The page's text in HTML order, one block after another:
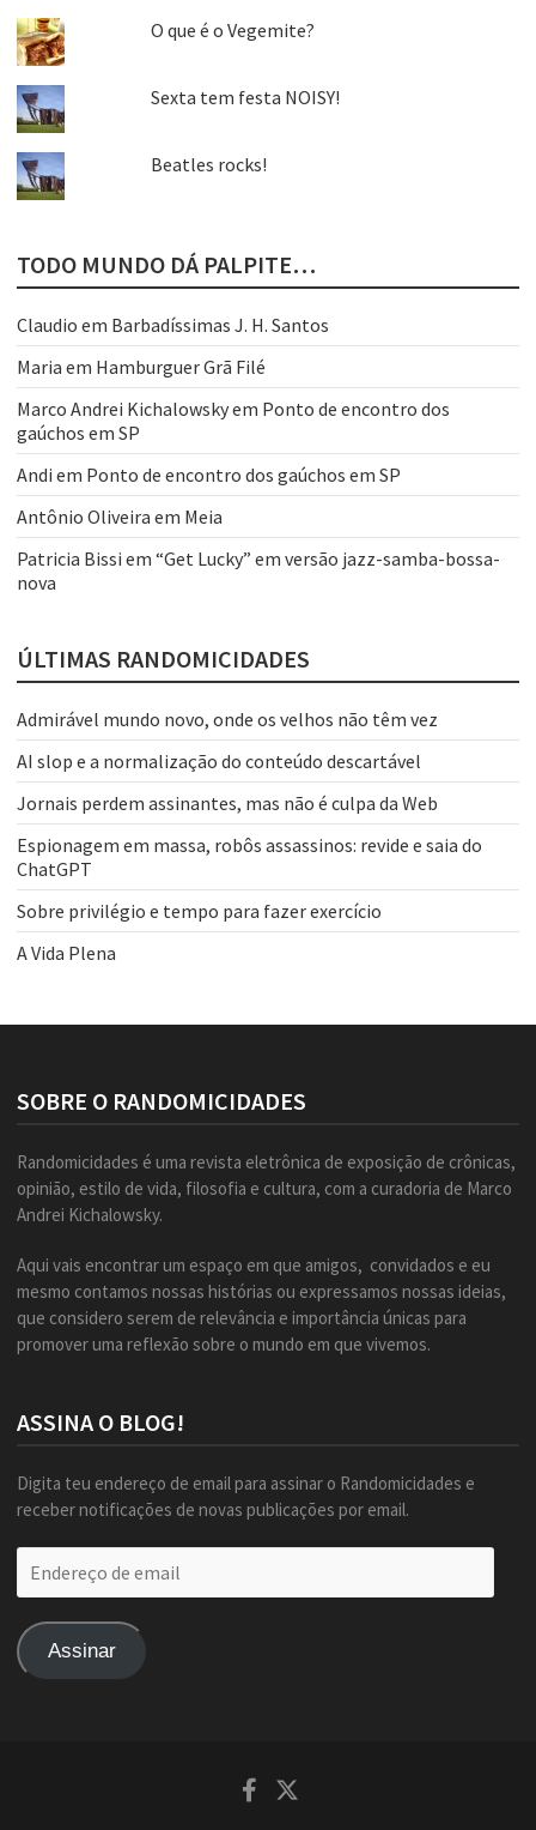
O que é o Vegemite?
Sexta tem festa NOISY!
Beatles rocks!
TODO MUNDO DÁ PALPITE…
Claudio em Barbadíssimas J. H. Santos
Maria em Hamburguer Grã Filé
Marco Andrei Kichalowskyem Ponto de encontro dos
gaúchos em SP
Andi em Ponto de encontro dos gaúchos em SP
Antônio Oliveira em Meia
Patricia Bissi em “Get Lucky” em versão jazz-samba-bossa-
nova
ÚLTIMAS RANDOMICIDADES
Admirável mundo novo, onde os velhos não têm vez
AI slop e a normalização do conteúdo descartável
Jornais perdem assinantes, mas não é culpa da Web
Espionagem em massa, robôs assassinos: revide e saia do
ChatGPT
Sobre privilégio e tempo para fazer exercício
A Vida Plena
SOBRE O RANDOMICIDADES
Randomicidades é uma revista eletrônica de exposição de crônicas,
opinião, estilo de vida, filosofia e cultura, com a curadoria de Marco
Andrei Kichalowsky.
Aqui vais encontrar um espaço em que amigos, convidados e eu
mesmo contamos nossas histórias ou expressamos nossas ideias,
que considero serem de relevância e importância únicas para
promover uma reflexão sobre o mundo em que vivemos.
ASSINA O BLOG!
Digita teu endereço de email para assinar o Randomicidades e
receber notificações de novas publicações por email.
de
Assinar
Facebook